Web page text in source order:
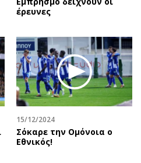
έρευνες
15/12/2024
Σόκαρε την Ομόνοια ο
Εθνικός!